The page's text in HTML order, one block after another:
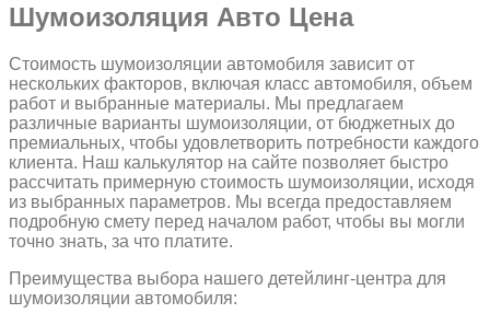
Шумоизоляция Авто Цена
Стоимость шумоизоляции автомобиля зависит от
нескольких факторов, включая класс автомобиля, объем
работ и выбранные материалы. Мы предлагаем
различные варианты шумоизоляции, от бюджетных до
премиальных, чтобы удовлетворить потребности каждого
клиента. Наш калькулятор на сайте позволяет быстро
рассчитать примерную стоимость шумоизоляции, исходя
из выбранных параметров. Мы всегда предоставляем
подробную смету перед началом работ, чтобы вы могли
точно знать, за что платите.
Преимущества выбора нашего детейлинг-центра для
шумоизоляции автомобиля: